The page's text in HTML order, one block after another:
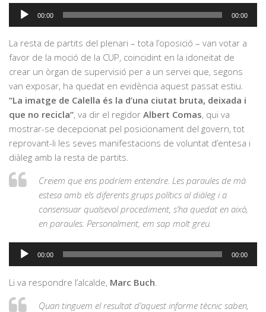
Reproductor
00:00 00:00
La resta de partits del plenari – tota l’oposició – van votar a
favor de la moció de la CUP, coincidint en la idoneïtat de
crear un òrgan de supervisió per a un servei que, segons
van exposar, ha quedat en evidència aquest passat estiu.
“La imatge de Calella és la d’una ciutat bruta, deixada i
que no recicla”, va dir el regidor Albert Comas, qui va
mostrar-se decepcionat pel posicionament del govern, tot
reprovant-li les seves manifestacions de voluntat d’entesa i
diàleg amb la resta de partits.
Creiem que ens podríem entendre. Les paraules de mà
estesa amb els diferents grups polítics al diàleg i a
consensuar qualsevol procediment, s’ha quedat en això,
en paraules. Personalment, em sap molt greu.
Reproductor
00:00 00:00
Li va respondre l’alcalde, Marc Buch
Quan tinguem el resultat d’aquest informe tècnic saben,